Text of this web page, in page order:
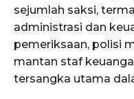
sejumlah saksi,
administrasi dan
pemeriksaan, polisi
mantan staf
tersangka utama